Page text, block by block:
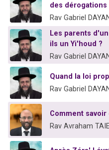
des dérogations
Rav Gabriel
Les parents
ils un Yi'houd ?
Rav Gabriel
Quand la loi
Rav Gabriel
Comment
Rav Avraham